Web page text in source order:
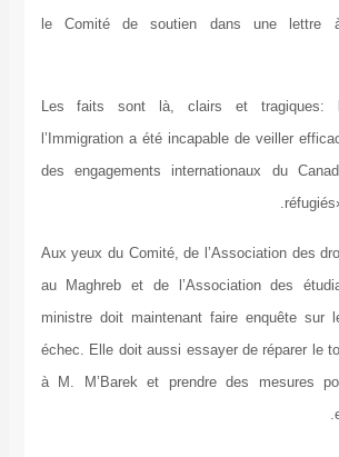
le Comité de soutien dans une
«Les faits sont là, clairs et
l’Immigration a été incapable de veiller
des engagements internationaux du
Aux yeux du Comité, de l’Association des
au Maghreb et de l’Association des
ministre doit maintenant faire enquête
échec. Elle doit aussi essayer de réparer
à M. M’Barek et prendre des mesures